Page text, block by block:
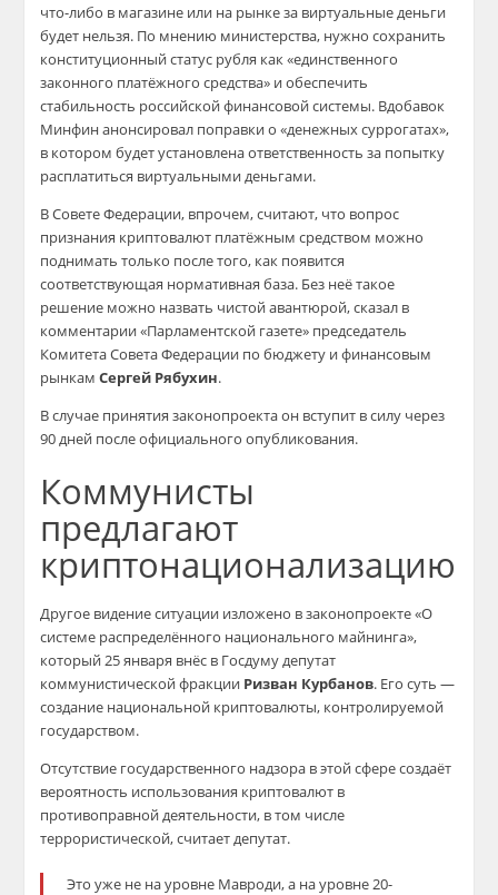
что-либо в магазине или на рынке за виртуальные деньги
будет нельзя. По мнению министерства, нужно сохранить
конституционный статус рубля как «единственного
законного платёжного средства» и обеспечить
стабильность российской финансовой системы. Вдобавок
Минфин анонсировал поправки о «денежных суррогатах»,
в котором будет установлена ответственность за попытку
расплатиться виртуальными деньгами.
В Совете Федерации, впрочем, считают, что вопрос
признания криптовалют платёжным средством можно
поднимать только после того, как появится
соответствующая нормативная база. Без неё такое
решение можно назвать чистой авантюрой, сказал в
комментарии «Парламентской газете» председатель
Комитета Совета Федерации по бюджету и финансовым
рынкамСергей Рябухин.
В случае принятия законопроекта он вступит в силу через
90 дней после официального опубликования.
Коммунисты
предлагают
криптонационализацию
Другое видение ситуации изложено в законопроекте «О
системе распределённого национального майнинга»,
который 25 января внёс в Госдуму депутат
коммунистической фракции Ризван Курбанов. Его суть —
создание национальной криптовалюты, контролируемой
государством.
Отсутствие государственного надзора в этой сфере создаёт
вероятность использования криптовалют в
противоправной деятельности, в том числе
террористической, считает депутат.
Это уже не на уровне Мавроди, а на уровне 20-